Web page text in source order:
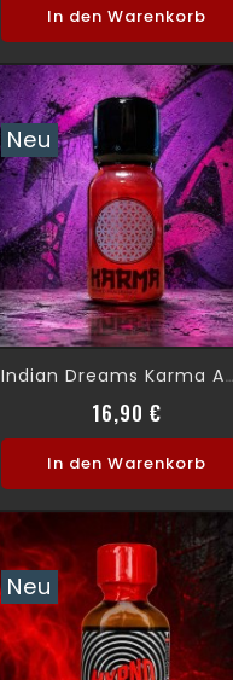
In den Warenkorb
Neu
Indian Dreams Karma Amber 15ml
16,90 €Preis
In den Warenkorb
Neu